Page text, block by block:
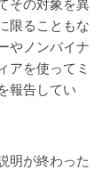
その対象を異
限ることもな
やノンバイナ
アを使ってミ
報告してい
明が終わった